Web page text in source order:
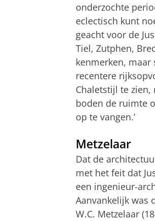
onderzochte
eclectisch kunt
geacht voor de
Tiel, Zutphen,
kenmerken, maar
recentere
Chaletstijl te
boden de ruimte
op te vangen.’
Metzelaar
Dat de
met het feit dat
een ingenieur-
Aanvankelijk was
W.C. Metzelaar